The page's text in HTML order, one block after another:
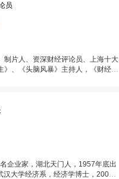
员
制片人、资深财经评论员、上海十大
、《头脑风暴》主持人，《财经夜
企业家，湖北天门人，1957年底出
大学经济系，经济学博士，2003